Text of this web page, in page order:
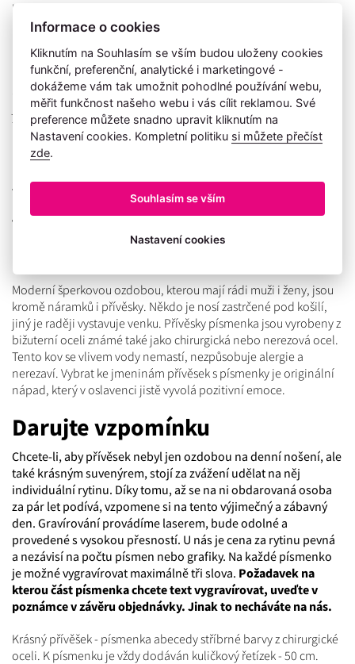
hezkým dárkem pro každého.
Přívěsek je skvělým dárkem
Přívěsky jako písmena jsou dárkem, které ocení skutečně každý.
Skvěle se budou hodit jako malý dárek pro muže k jeho
jmeninám. Pokud tedy hledáte malý dárek pro svého syna, otce,
tátu nebo kamaráda, pak vám něco do oka jistě padne do oka.
Darujte cool přívěsek ve tvaru prvního písmene jeho jména. Na
písmenko navíc umíme vyrobit individuální rytinu, díky které
významný symbol nebo datum a dárek je hotový. Každé
písmenko obdržíte zavěšené na kuličkovém řetízku. U příležitosti
Valentýna, Vánoc či svátku si můžete vyměnit písmenka a nosit
přívěsek, který vám bude připomínat vašeho milého či vaši
Moderní šperkovou ozdobou, kterou mají rádi muži i ženy, jsou
kromě náramků i přívěsky. Někdo je nosí zastrčené pod košilí,
jiný je raději vystavuje venku. Přívěsky písmenka jsou vyrobeny z
bižuterní oceli známé také jako chirurgická nebo nerezová ocel.
Tento kov se vlivem vody nemastí, nezpůsobuje alergie a
nerezaví. Vybrat ke jmeninám přívěsek s písmenky je originální
nápad, který v oslavenci jistě vyvolá pozitivní emoce.
Darujte vzpomínku
Chcete-li, aby přívěsek nebyl jen ozdobou na denní nošení, ale
také krásným suvenýrem, stojí za zvážení udělat na něj
individuální rytinu. Díky tomu, až se na ni obdarovaná osoba
za pár let podívá, vzpomene si na tento výjimečný a zábavný
den. Gravírování provádíme laserem, bude odolné a
provedené s vysokou přesností. U nás je cena za rytinu pevná
a nezávisí na počtu písmen nebo grafiky. Na každé písmenko
je možné vygravírovat maximálně tři slova. Požadavek na
kterou část písmenka chcete text vygravírovat, uveďte v
poznámce v závěru objednávky. Jinak to necháváte na nás.
Krásný přívěšek - písmenka abecedy stříbrné barvy z chirurgické
oceli. K písmenku je vždy dodáván kuličkový řetízek - 50 cm.
Informace o cookies
Kliknutím na Souhlasím se vším budou uloženy cookies
funkční, preferenční, analytické i marketingové -
dokážeme vám tak umožnit pohodlné používání webu,
měřit funkčnost našeho webu i vás cílit reklamou. Své
preference můžete snadno upravit kliknutím na
Nastavení cookies. Kompletní politiku si můžete přečíst
zde.
Souhlasím se vším
Nastavení cookies